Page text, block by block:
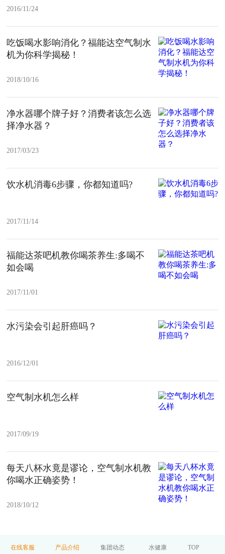
2016/11/24
吃饭喝水影响消化？福能达空气制水
机为你科学揭秘！
2018/10/16
净水器哪个牌子好？消费者该怎么选
择净水器？
2017/03/23
饮水机消毒6步骤，你都知道吗?
2017/11/14
福能达茶吧机教你喝茶养生:多喝不
如会喝
2017/11/01
水污染会引起肝癌吗？
2016/12/01
空气制水机怎么样
2017/09/19
每天八杯水竟是谬论，空气制水机教
你喝水正确姿势！
2018/10/12
在线客服 产品介绍 集团动态 水健康 TOP